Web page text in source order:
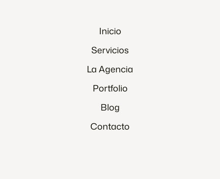
Inicio
Servicios
La Agencia
Portfolio
Blog
Contacto